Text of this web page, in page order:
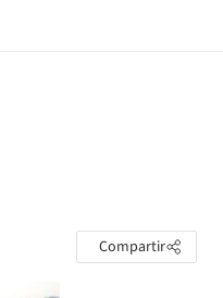
Compartir